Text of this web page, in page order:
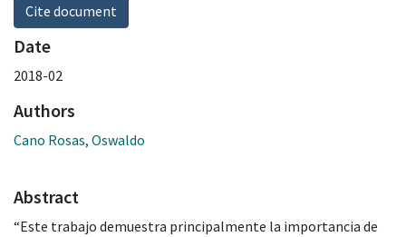
Cite document
Date
2018-02
Authors
Cano Rosas, Oswaldo
Abstract
“Este trabajo demuestra principalmente la importancia de